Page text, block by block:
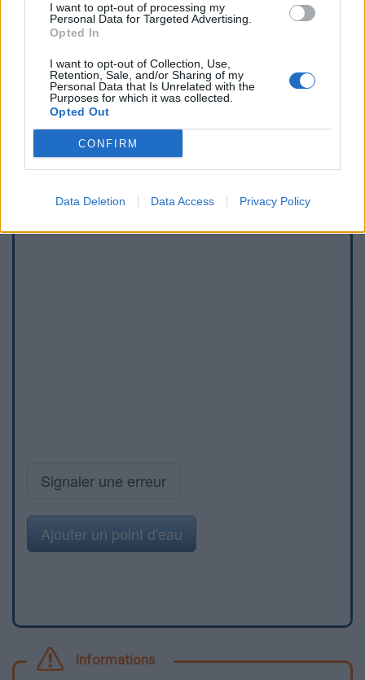
I want to opt-out of processing my
Personal Data for Targeted Advertising.
Opted In
I want to opt-out of Collection, Use,
Retention, Sale, and/or Sharing of my
Personal Data that Is Unrelated with the
Purposes for which it was collected.
Opted Out
CONFIRM
Data Deletion Data Access Privacy Policy
Afficher la carte
Signaler une erreur
Ajouter un point d'eau
Informations